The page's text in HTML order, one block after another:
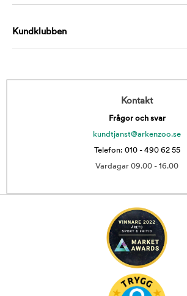
Kundklubben
Kontakt
Frågor och svar
kundtjanst@arkenzoo.se
Telefon: 010 - 490 62 55
Vardagar 09.00 - 16.00